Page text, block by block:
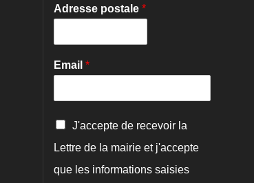
Adresse postale *
Email *
C
n
i
J'accepte de recevoir la
Lettre de la mairie et j'accepte
que les informations saisies